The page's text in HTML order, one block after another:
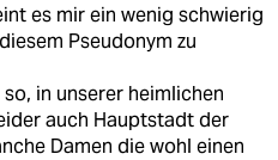
es mir ein wenig schwierig
Pseudonym zu
in unserer heimlichen
auch Hauptstadt der
Damen die wohl einen